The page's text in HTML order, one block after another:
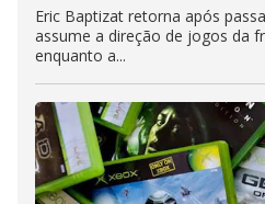
Eric Baptizat retorna após
assume a direção de jogos da
enquanto a...